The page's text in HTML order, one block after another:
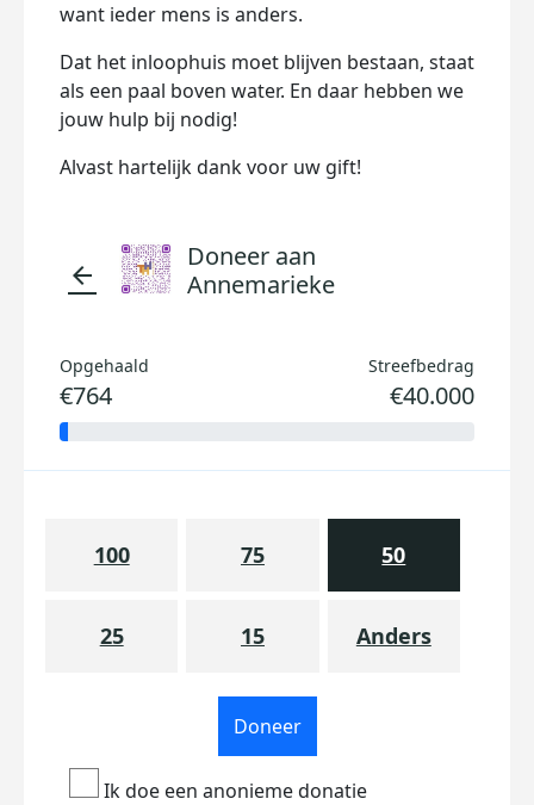
want ieder mens is anders.
Dat het inloophuis moet blijven bestaan, staat
als een paal boven water. En daar hebben we
jouw hulp bij nodig!
Alvast hartelijk dank voor uw gift!
arrow_back
Doneer aan
Annemarieke
Opgehaald
€764
Streefbedrag
€40.000
100 75 50
25 15 Anders
Doneer
Ik doe een anonieme donatie